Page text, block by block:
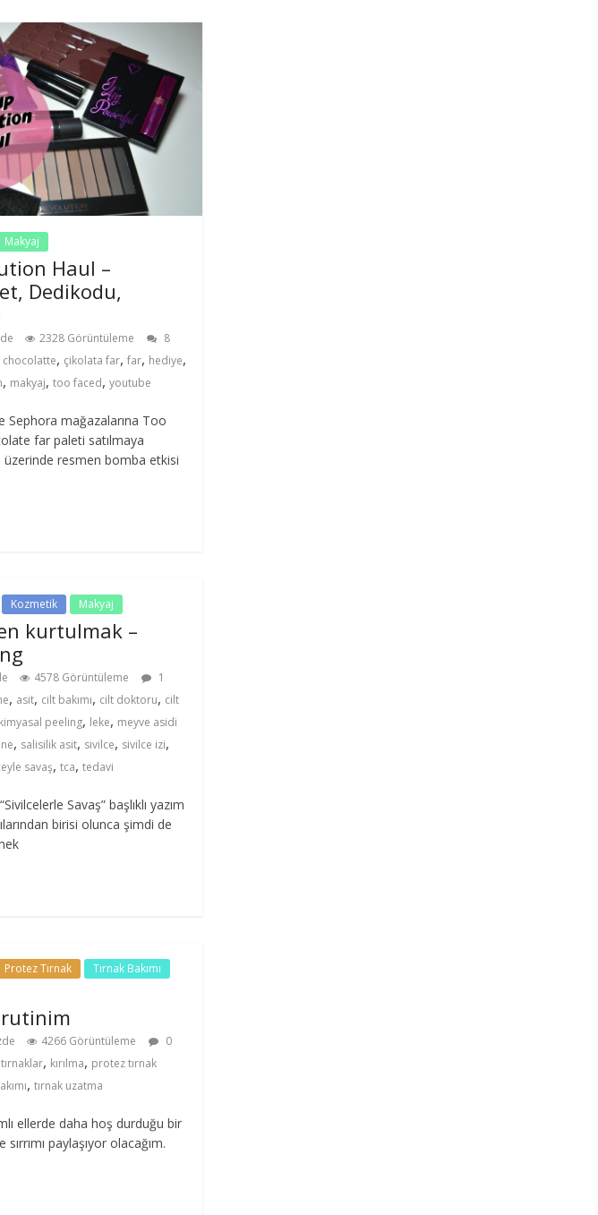
Makyaj
Haul –
Dedikodu,
2328 Görüntüleme
8
chocolatte, çikolata far,far, hediye,
, makyaj,too faced,youtube
Sephora mağazalarına Too
far paleti satılmaya
üzerinde resmen bomba etkisi
Kozmetik Makyaj
kurtulmak –
4578 Görüntüleme
1
, asit, cilt bakımı, cilt doktoru, cilt
kimyasal peeling, leke, meyve asidi
, salisilik asit, sivilce, sivilce izi,
savaş,tca,tedavi
Savaş” başlıklı yazım
birisi olunca şimdi de
Protez Tırnak
Tırnak Bakımı
rutinim
4266 Görüntüleme
0
, kırılma, protez tırnak
,tırnak uzatma
ellerde daha hoş durduğu bir
paylaşıyor olacağım.